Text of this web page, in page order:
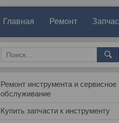
Главная Ремонт
Ремонт инструмента и сервисное
обслуживание
Купить запчасти к инструменту